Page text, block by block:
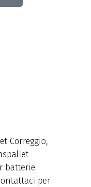
Correggio,
batterie
per